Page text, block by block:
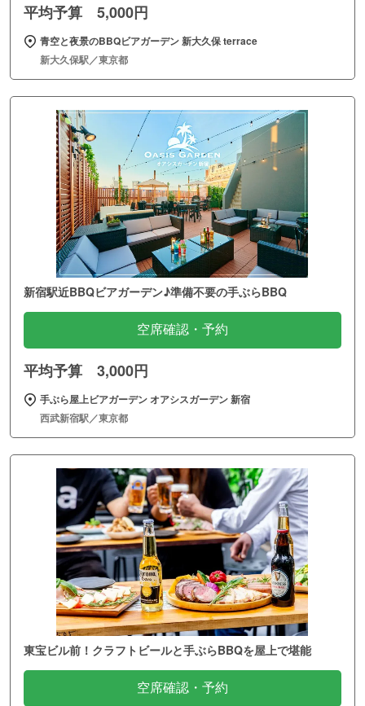
平均予算 5,000円
青空と夜景のBBQビアガーデン 新大久保 terrace
新大久保駅／東京都
新宿駅近BBQビアガーデン♪準備不要の手ぶらBBQ
空席確認・予約
平均予算 3,000円
手ぶら屋上ビアガーデン オアシスガーデン 新宿
西武新宿駅／東京都
東宝ビル前！クラフトビールと手ぶらBBQを屋上で堪能
空席確認・予約